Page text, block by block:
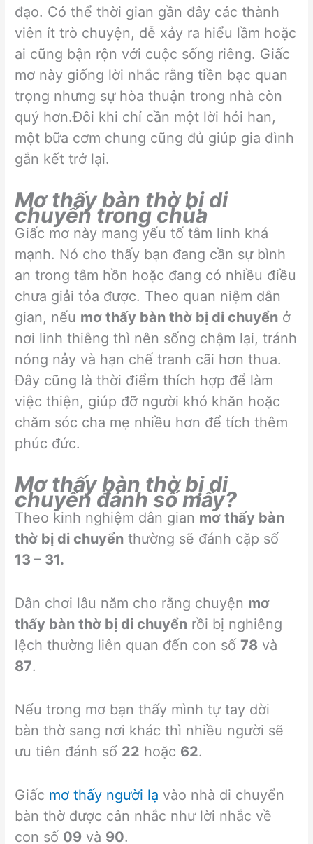
đạo. Có thể thời gian gần đây các thành
viên ít trò chuyện, dễ xảy ra hiểu lầm hoặc
ai cũng bận rộn với cuộc sống riêng. Giấc
mơ này giống lời nhắc rằng tiền bạc quan
trọng nhưng sự hòa thuận trong nhà còn
quý hơn.Đôi khi chỉ cần một lời hỏi han,
một bữa cơm chung cũng đủ giúp gia đình
gắn kết trở lại.
Mơ thấy bàn thờ bị di
chuyển trong chùa
Giấc mơ này mang yếu tố tâm linh khá
mạnh. Nó cho thấy bạn đang cần sự bình
an trong tâm hồn hoặc đang có nhiều điều
chưa giải tỏa được. Theo quan niệm dân
gian, nếu mơ thấy bàn thờ bị di chuyển ở
nơi linh thiêng thì nên sống chậm lại, tránh
nóng nảy và hạn chế tranh cãi hơn thua.
Đây cũng là thời điểm thích hợp để làm
việc thiện, giúp đỡ người khó khăn hoặc
chăm sóc cha mẹ nhiều hơn để tích thêm
phúc đức.
Mơ thấy bàn thờ bị di
chuyển đánh số mấy?
Theo kinh nghiệm dân gian mơ thấy bàn
thờ bị di chuyển thường sẽ đánh cặp số
13 – 31.
Dân chơi lâu năm cho rằng chuyện mơ
thấy bàn thờ bị di chuyển rồi bị nghiêng
lệch thường liên quan đến con số78 và
87.
Nếu trong mơ bạn thấy mình tự tay dời
bàn thờ sang nơi khác thì nhiều người sẽ
ưu tiên đánh số 22 hoặc 62.
Giấc mơ thấy người lạ vào nhà di chuyển
bàn thờ được cân nhắc như lời nhắc về
con số 09 và 90.